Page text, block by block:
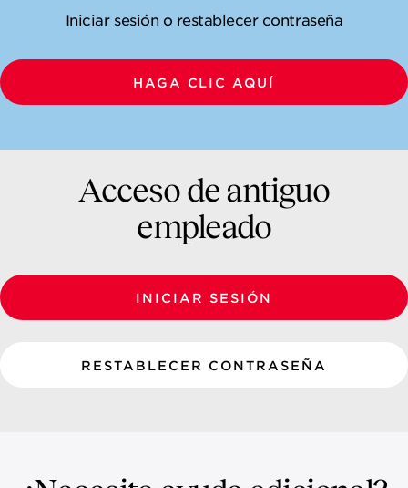
NEWSROOM
CAREERS
Iniciar sesión o restablecer contraseña
HAGA CLIC AQUÍ
Acceso de antiguo
empleado
INICIAR SESIÓN
RESTABLECER CONTRASEÑA